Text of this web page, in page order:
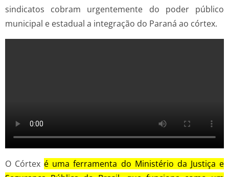
sindicatos cobram urgentemente do poder público
municipal e estadual a integração do Paraná ao córtex.
O Córtex é uma ferramenta do Ministério da Justiça e